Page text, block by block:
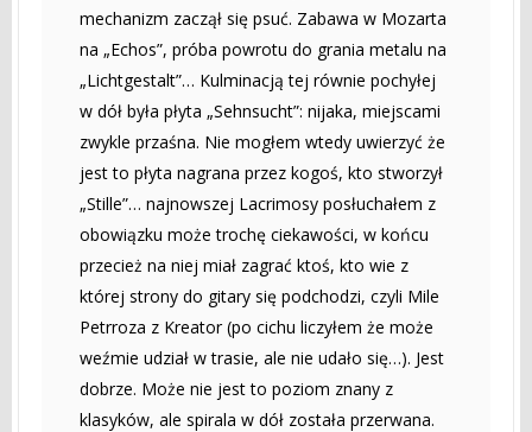
mechanizm zaczął się psuć. Zabawa w Mozarta
na „Echos”, próba powrotu do grania metalu na
„Lichtgestalt”… Kulminacją tej równie pochyłej
w dół była płyta „Sehnsucht”: nijaka, miejscami
zwykle przaśna. Nie mogłem wtedy uwierzyć że
jest to płyta nagrana przez kogoś, kto stworzył
„Stille”… najnowszej Lacrimosy posłuchałem z
obowiązku może trochę ciekawości, w końcu
przecież na niej miał zagrać ktoś, kto wie z
której strony do gitary się podchodzi, czyli Mile
Petrroza z Kreator (po cichu liczyłem że może
weźmie udział w trasie, ale nie udało się…). Jest
dobrze. Może nie jest to poziom znany z
klasyków, ale spirala w dół została przerwana.